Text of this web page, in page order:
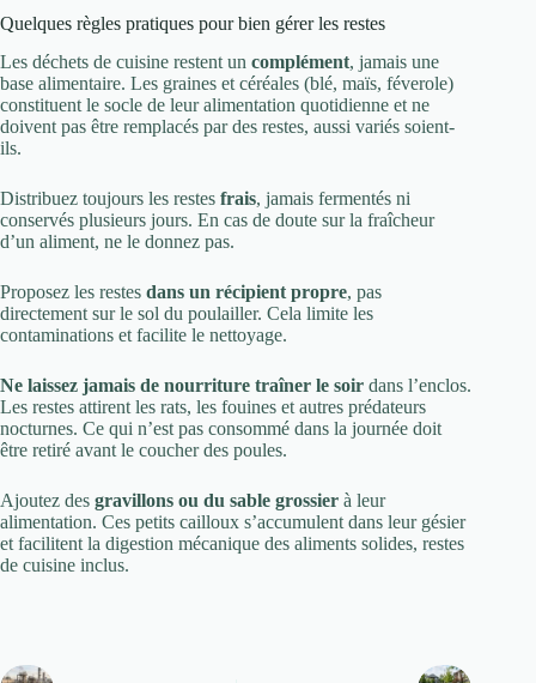
Quelques règles pratiques pour bien gérer les restes
Les déchets de cuisine restent un complément, jamais une
base alimentaire. Les graines et céréales (blé, maïs, féverole)
constituent le socle de leur alimentation quotidienne et ne
doivent pas être remplacés par des restes, aussi variés soient-
ils.
Distribuez toujours les restes frais, jamais fermentés ni
conservés plusieurs jours. En cas de doute sur la fraîcheur
d’un aliment, ne le donnez pas.
Proposez les restes dans un récipient propre, pas
directement sur le sol du poulailler. Cela limite les
contaminations et facilite le nettoyage.
Ne laissez jamais de nourriture traîner le soir dans l’enclos.
Les restes attirent les rats, les fouines et autres prédateurs
nocturnes. Ce qui n’est pas consommé dans la journée doit
être retiré avant le coucher des poules.
Ajoutez des gravillons ou du sable grossier à leur
alimentation. Ces petits cailloux s’accumulent dans leur gésier
et facilitent la digestion mécanique des aliments solides, restes
de cuisine inclus.